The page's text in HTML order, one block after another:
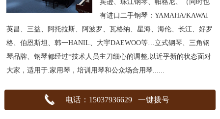
宾逊、珠江钢琴、帕格尼、（同时也
有进口二手钢琴：YAMAHA/KAWAI
英昌、三益、阿托拉斯、阿波罗、瓦格纳、星海、海伦、长江、好罗
格、伯恩斯坦、韩一HANIL、大宇DAEWOO等…立式钢琴、三角钢
琴品牌、钢琴都经过*技术人员主刀细心的调整,以近乎新的状态面对
大家，适用于.家用琴，培训用琴和公众场合用琴......
电话：15037936629 一键拨号